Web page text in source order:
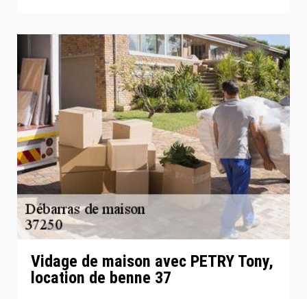
Vidage de maison avec PETRY Tony,
location de benne 37